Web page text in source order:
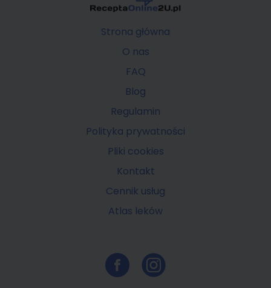
Strona główna
O nas
FAQ
Blog
Regulamin
Polityka prywatności
Pliki cookies
Kontakt
Cennik usług
Atlas leków